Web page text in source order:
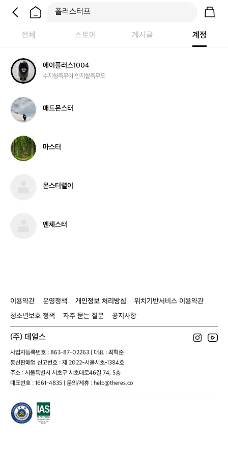
전체 스토어 게시글 계정
에
이
플
스
1
0
4
에이플러스1004
수지청즉무어 인지찰즉무도
매
드
몬
터
매드몬스터
마
스
터
마스터
몬스터렬이
멘체스터
이용약관 운영정책 개인정보 처리방침
위치기반서비스 이용약관
청소년보호 정책
자주 묻는 질문 공지사항
(주) 데얼스
사업자등록번호 : 863-87-02263 | 대표 : 최혁준
통신판매업 신고번호 : 제 2022-서울서초-1384호
주소 : 서울특별시 서초구 서초대로46길 74, 5층
대표번호 : 1661-4835 | 문의/제휴 : help@theres.co